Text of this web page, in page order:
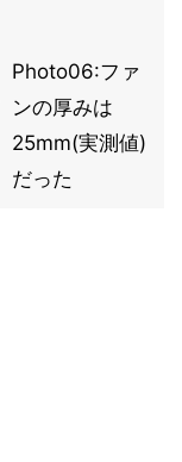
Photo06:ファ
ンの厚みは
25mm(実測値)
だった